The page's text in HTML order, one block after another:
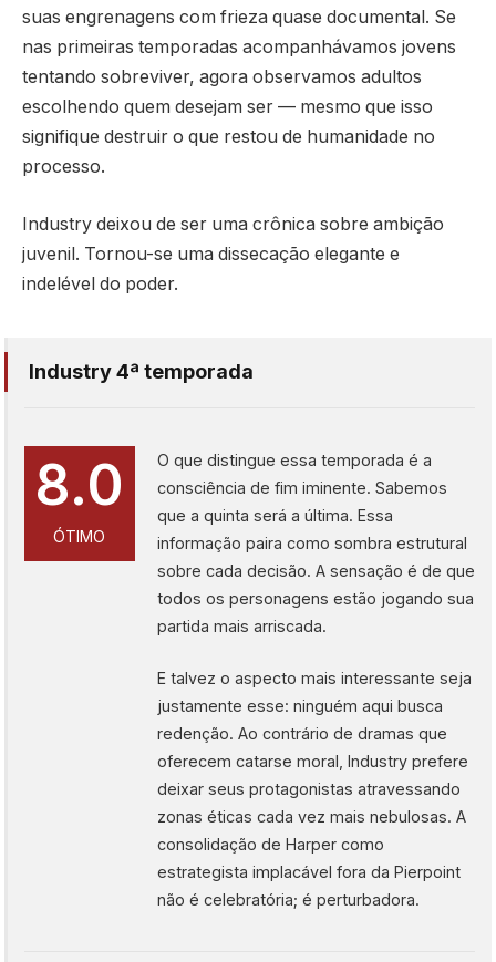
suas engrenagens com frieza quase documental. Se
nas primeiras temporadas acompanhávamos jovens
tentando sobreviver, agora observamos adultos
escolhendo quem desejam ser — mesmo que isso
signifique destruir o que restou de humanidade no
processo.
Industry deixou de ser uma crônica sobre ambição
juvenil. Tornou-se uma dissecação elegante e
indelével do poder.
Industry 4ª temporada
8.0
ÓTIMO
O que distingue essa temporada é a
consciência de fim iminente. Sabemos
que a quinta será a última. Essa
informação paira como sombra estrutural
sobre cada decisão. A sensação é de que
todos os personagens estão jogando sua
partida mais arriscada.
E talvez o aspecto mais interessante seja
justamente esse: ninguém aqui busca
redenção. Ao contrário de dramas que
oferecem catarse moral, Industry prefere
deixar seus protagonistas atravessando
zonas éticas cada vez mais nebulosas. A
consolidação de Harper como
estrategista implacável fora da Pierpoint
não é celebratória; é perturbadora.